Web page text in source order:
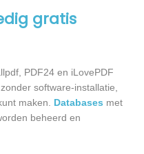
gratis
PDF24 en iLovePDF
software-installatie,
maken. Databases met
beheerd en